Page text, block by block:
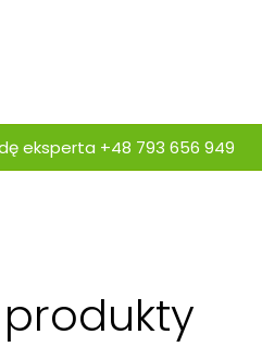
eksperta +48 793 656 949